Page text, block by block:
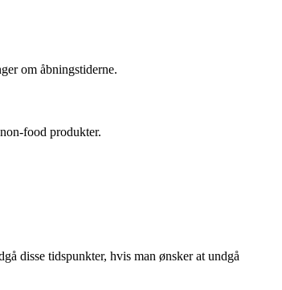
om åbningstiderne.
food produkter.
disse tidspunkter, hvis man ønsker at undgå